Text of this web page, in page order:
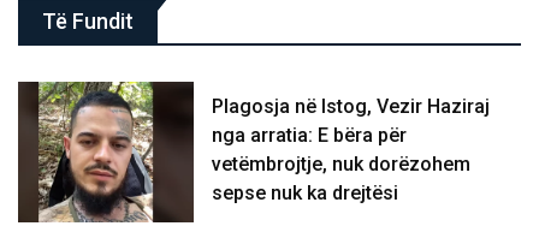
Të Fundit
Plagosja në Istog, Vezir Haziraj
nga arratia: E bëra për
vetëmbrojtje, nuk dorëzohem
sepse nuk ka drejtësi